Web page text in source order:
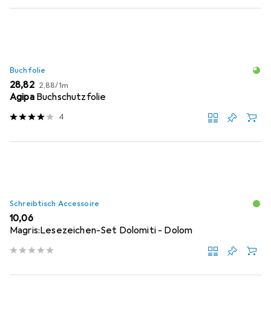
Buchfolie
EUR
28,82 EUR
2,88/1m
Agipa Buchschutzfolie
4
Schreibtisch Accessoire
EUR
10,06
Magris:Lesezeichen-Set Dolomiti - Dolom